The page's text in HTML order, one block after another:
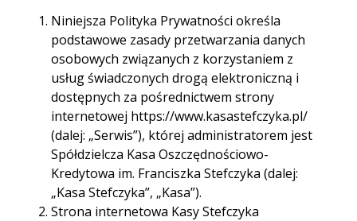
Placówka Stefczyk Finanse
Sochaczew, Żeromskiego 2
96-500 Sochaczew, Żeromskiego 2
Godziny otwarcia: pon. - pt. 09.00-17.00
Telefon: 468623674
E-mail: 065sochaczew.zeromskiego@kasystefczyka.pl
Niniejsza Polityka Prywatności określa
podstawowe zasady przetwarzania danych
osobowych związanych z korzystaniem z
usług świadczonych drogą elektroniczną i
dostępnych za pośrednictwem strony
internetowej https://www.kasastefczyka.pl/
(dalej: „Serwis”), której administratorem jest
Spółdzielcza Kasa Oszczędnościowo-
Kredytowa im. Franciszka Stefczyka (dalej:
„Kasa Stefczyka”, „Kasa”).
Strona internetowa Kasy Stefczyka